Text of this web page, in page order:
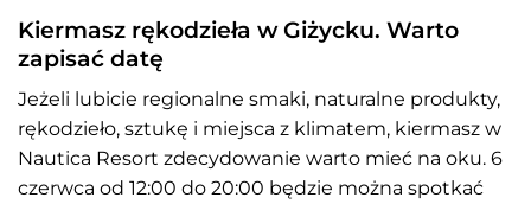
Kiermasz rękodzieła w Giżycku. Warto
zapisać datę
Jeżeli lubicie regionalne smaki, naturalne produkty,
rękodzieło, sztukę i miejsca z klimatem, kiermasz w
Nautica Resort zdecydowanie warto mieć na oku. 6
czerwca od 12:00 do 20:00 będzie można spotkać